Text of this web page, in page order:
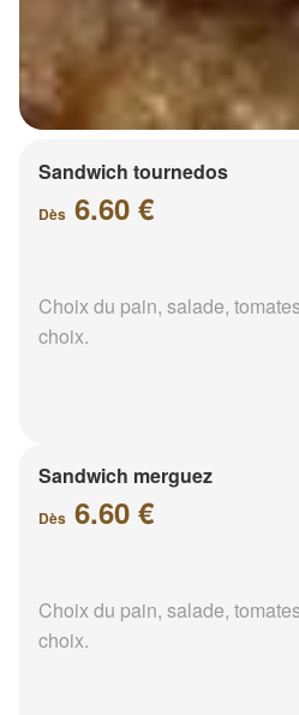
Sandwich tournedos
Dès 6.60 €
Choix du pain, salade,
choix.
Sandwich merguez
Dès 6.60 €
Choix du pain, salade,
choix.